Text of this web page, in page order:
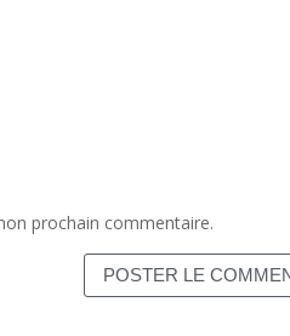
prochain commentaire.